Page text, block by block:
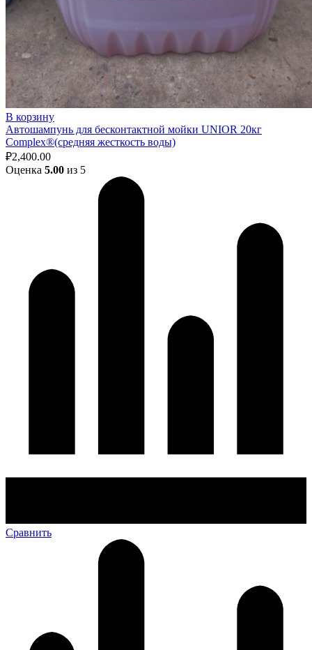
В корзину
Автошампунь для бесконтактной мойки UNIOR 20кг
Complex®(средняя жесткость воды)
₽2,400.00
Оценка 5.00 из 5
Сравнить